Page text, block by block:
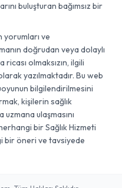
buluşturan bağımsız bir
ve
doğrudan veya dolaylı
olmaksızın, ilgili
yazılmaktadır. Bu web
bilgilendirilmesini
kişilerin sağlık
ulaşmasını
bir Sağlık Hizmeti
bir öneri ve tavsiyede